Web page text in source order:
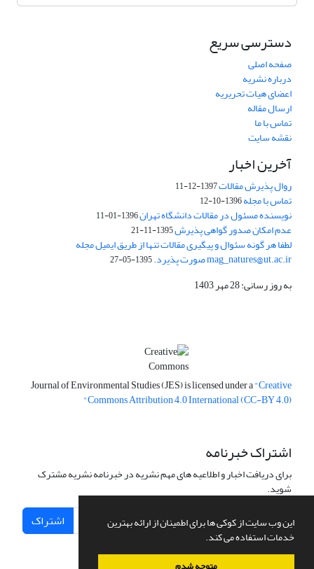
این وب سایت از کوکی ها برای اطمینان از ارائه بهترین
خدمات استفاده می کند.
دسترسی سریع
صفحه اصلی
درباره نشریه
اعضای هیات تحریریه
ارسال مقاله
تماس با ما
نقشه سایت
آخرین اخبار
روال پذیرش مقالات1397-12-11
تماس با مجله1396-10-12
نویسنده مسئول در مقالات دانشگاه تهران1396-01-11
عدم امکان صدور گواهی پذیرش1395-11-21
لطفا هر گونه سئوال و پیگیری مقالات تنها از طریق ایمیل مجله
mag_natures@ut.ac.ir صورت پذیرد. 1395-05-27
به روز رسانی: 28 مهر 1403
Journal of Environmental Studies (JES) is licensed under a"Creative
Commons Attribution 4.0 International (CC-BY 4.0)"
اشتراک خبرنامه
برای دریافت اخبار و اطلاعیه های مهم نشریه در خبرنامه نشریه مشترک
شوید.
اشتراک